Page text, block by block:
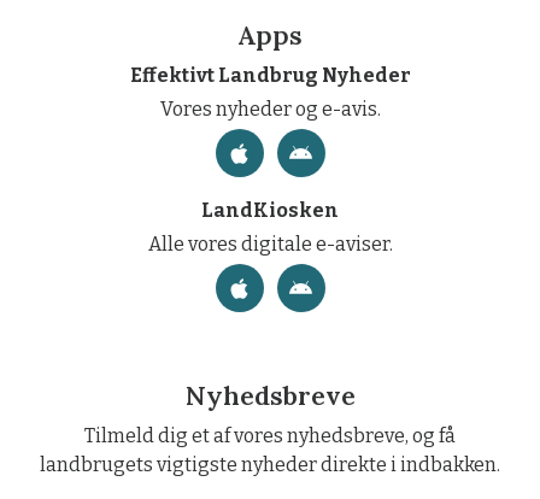
Apps
Effektivt Landbrug Nyheder
Vores nyheder og e-avis.
LandKiosken
Alle vores digitale e-aviser.
Nyhedsbreve
Tilmeld dig et af vores nyhedsbreve, og få
landbrugets vigtigste nyheder direkte i indbakken.